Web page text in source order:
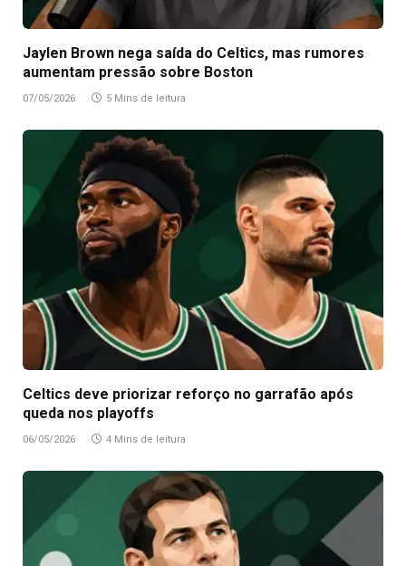
Jaylen Brown nega saída do Celtics, mas rumores
aumentam pressão sobre Boston
07/05/2026 5 Mins de leitura
Celtics deve priorizar reforço no garrafão após
queda nos playoffs
06/05/2026 4 Mins de leitura